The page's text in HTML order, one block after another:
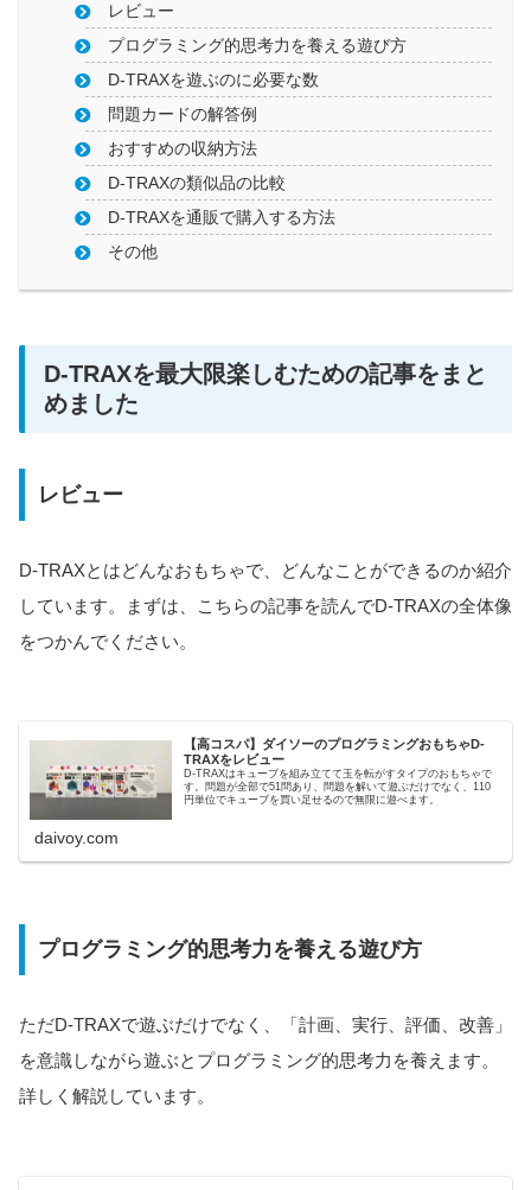
レビュー
プログラミング的思考力を養える遊び方
D-TRAXを遊ぶのに必要な数
問題カードの解答例
おすすめの収納方法
D-TRAXの類似品の比較
D-TRAXを通販で購入する方法
その他
D-TRAXを最大限楽しむための記事をまと
めました
レビュー
D-TRAXとはどんなおもちゃで、どんなことができるのか紹介
しています。まずは、こちらの記事を読んでD-TRAXの全体像
をつかんでください。
【高コスパ】ダイソーのプログラミングおもちゃD-
TRAXをレビュー
D-TRAXはキューブを組み立てて玉を転がすタイプのおもちゃで
す。問題が全部で51問あり、問題を解いて遊ぶだけでなく、110
円単位でキューブを買い足せるので無限に遊べます。
daivoy.com
プログラミング的思考力を養える遊び方
ただD-TRAXで遊ぶだけでなく、「計画、実行、評価、改善」
を意識しながら遊ぶとプログラミング的思考力を養えます。
詳しく解説しています。